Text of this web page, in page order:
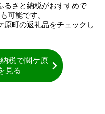
るさと納税がおすすめで
可能です。
町の返礼品をチェックし
税で関ケ原
見る